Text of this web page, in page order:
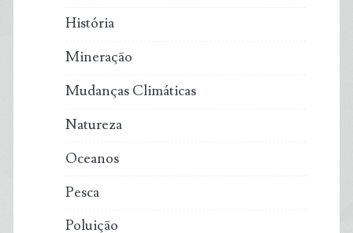
História
Mineração
Mudanças Climáticas
Natureza
Oceanos
Pesca
Poluição